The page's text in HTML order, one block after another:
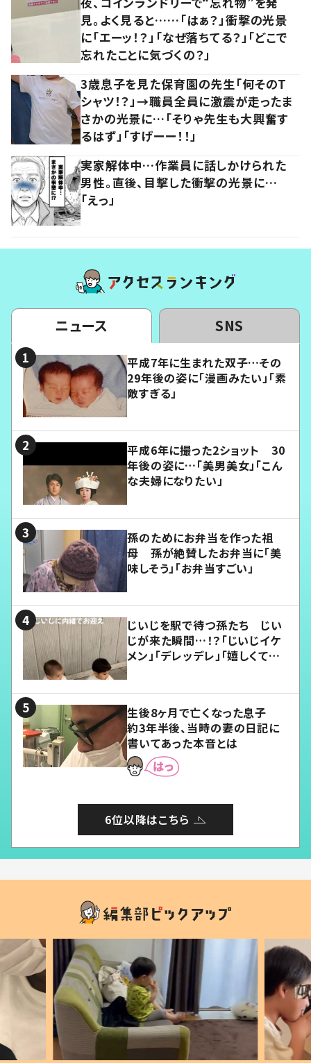
見。よく見ると……「はぁ？」衝撃の光景
に「エーッ！？」「なぜ落ちてる？」「どこで
忘れたことに気づくの？」
3歳息子を見た保育園の先生「何そのT
シャツ！？」→職員全員に激震が走ったま
さかの光景に…「そりゃ先生も大興奮す
るはず」「すげーー！！」
実家解体中…作業員に話しかけられた
男性。直後、目撃した衝撃の光景に…
「えっ」
ニュース SNS
平成7年に生まれた双子…その
29年後の姿に「漫画みたい」「素
敵すぎる」
平成6年に撮った2ショット 30
年後の姿に…「美男美女」「こん
な夫婦になりたい」
孫のためにお弁当を作った祖
母 孫が絶賛したお弁当に「美
味しそう」「お弁当すごい」
じいじを駅で待つ孫たち じい
じが来た瞬間…！？「じいじイケ
メン」「デレッデレ」「嬉しくて可
生後8ヶ月で亡くなった息子
約3年半後、当時の妻の日記に
書いてあった本音とは
6位以降はこちら